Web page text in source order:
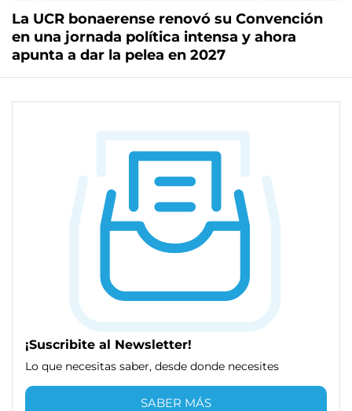
La UCR bonaerense renovó su Convención
en una jornada política intensa y ahora
apunta a dar la pelea en 2027
¡Suscribite al Newsletter!
Lo que necesitas saber, desde donde necesites
SABER MÁS